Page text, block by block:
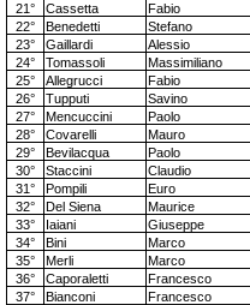
21°
Cassetta
Fabio
22°
Benedetti
Stefano
23°
Gaillardi
Alessio
24°
Tomassoli
Massimiliano
25°
Allegrucci
Fabio
26°
Tupputi
Savino
27°
Mencuccini
Paolo
28°
Covarelli
Mauro
29°
Bevilacqua
Paolo
30°
Staccini
Claudio
31°
Pompili
Euro
32°
Del Siena
Maurice
33°
Iaiani
Giuseppe
34°
Bini
Marco
35°
Merli
Marco
36°
Caporaletti
Francesco
37°
Bianconi
Francesco